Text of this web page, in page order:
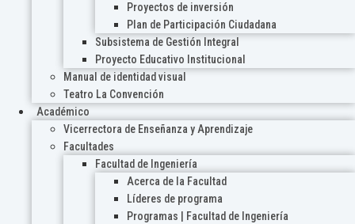
Proyectos de inversión
Plan de Participación Ciudadana
Subsistema de Gestión Integral
Proyecto Educativo Institucional
Manual de identidad visual
Teatro La Convención
Académico
Vicerrectora de Enseñanza y Aprendizaje
Facultades
Facultad de Ingeniería
Acerca de la Facultad
Líderes de programa
Programas | Facultad de Ingeniería